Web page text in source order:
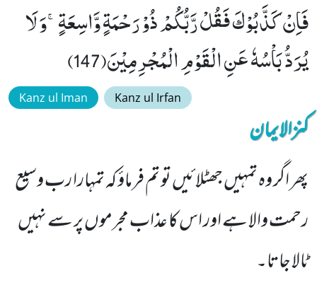
فَاِنْ كَذَّبُوْكَ فَقُلْ رَّبُّكُمْ ذُوْ رَحْمَةٍ وَّاسِعَةٍۚ-وَ لَا
یُرَدُّ بَاْسُهٗ عَنِ الْقَوْمِ الْمُجْرِمِیْنَ(147)
Kanz ul Iman Kanz ul Irfan
کنزالایمان
پھر اگر وہ تمہیں جھٹلائیں تو تم فرماؤ کہ تمہارا رب وسیع
رحمت والا ہے اور اس کا عذاب مجرموں پر سے نہیں
ٹالا جاتا۔